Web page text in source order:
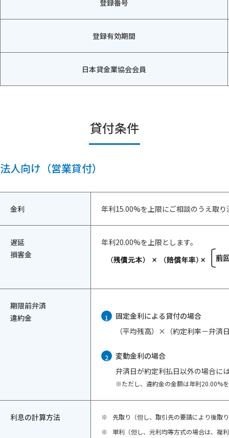
登録番号
登録有効期間
日本貸金業協会会員
貸付条件
法人向け（営業貸付）
金利 年利15.00%を上限にご相談のうえ取り
遅延
損害金
年利20.00%を上限とします。
期限前弁済
違約金
1
固定金利による貸付の場合
（平均残高）×（約定利率－弁
2
変動金利の場合
弁済日が約定利払日以外の場合
※ただし、違約金の金額は年利20.00%
利息の計算方法 ※
先取り（但し、取引先の要請により後取
※
単利（但し、元利均等方式の場合は、複